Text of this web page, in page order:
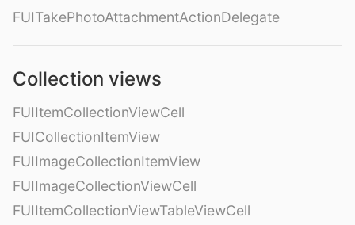
FUITakePhotoAttachmentActionDelegate
Collection views
FUIItemCollectionViewCell
FUICollectionItemView
FUIImageCollectionItemView
FUIImageCollectionViewCell
FUIItemCollectionViewTableViewCell